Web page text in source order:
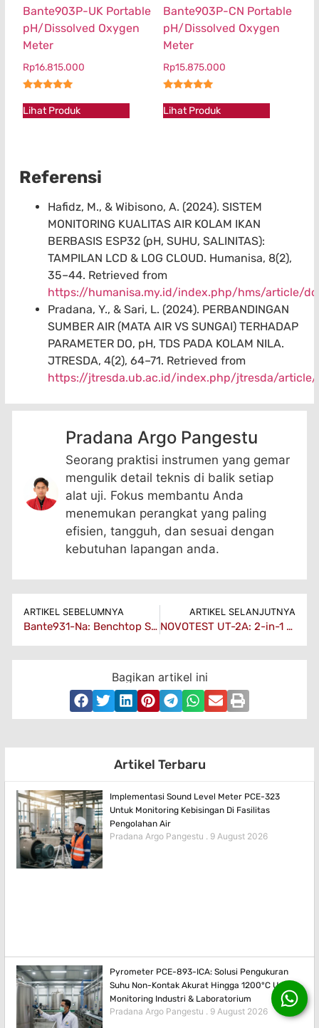
Bante903P-UK Portable
pH/Dissolved Oxygen
Meter
Rp16.815.000
Lihat Produk
Bante903P-CN Portable
pH/Dissolved Oxygen
Meter
Rp15.875.000
Lihat Produk
Referensi
Hafidz, M., & Wibisono, A. (2024). SISTEM
MONITORING KUALITAS AIR KOLAM IKAN
BERBASIS ESP32 (pH, SUHU, SALINITAS):
TAMPILAN LCD & LOG CLOUD. Humanisa, 8(2),
35–44. Retrieved from
https://humanisa.my.id/index.php/hms/article/
Pradana, Y., & Sari, L. (2024). PERBANDINGAN
SUMBER AIR (MATA AIR VS SUNGAI) TERHADAP
PARAMETER DO, pH, TDS PADA KOLAM NILA.
JTRESDA, 4(2), 64–71. Retrieved from
https://jtresda.ub.ac.id/index.php/jtresda/article/
Pradana Argo Pangestu
Seorang praktisi instrumen yang gemar
mengulik detail teknis di balik setiap
alat uji. Fokus membantu Anda
menemukan perangkat yang paling
efisien, tangguh, dan sesuai dengan
kebutuhan lapangan anda.
ARTIKEL SEBELUMNYA
Bante931-Na: Benchtop Sodium Ion Meter Untuk Analisis Ion Yang Presisi
ARTIKEL SELANJUTNYA
NOVOTEST UT-2A: 2-in-1 Ultrasonic Thickness Gauge & Flaw Detector Portable
Bagikan artikel ini
Artikel Terbaru
Implementasi Sound Level Meter PCE-323
Untuk Monitoring Kebisingan Di Fasilitas
Pengolahan Air
Pradana Argo Pangestu 9 August 2026
Pyrometer PCE-893-ICA: Solusi Pengukuran
Suhu Non-Kontak Akurat Hingga 1200°C Untuk
Monitoring Industri & Laboratorium
Pradana Argo Pangestu 9 August 2026